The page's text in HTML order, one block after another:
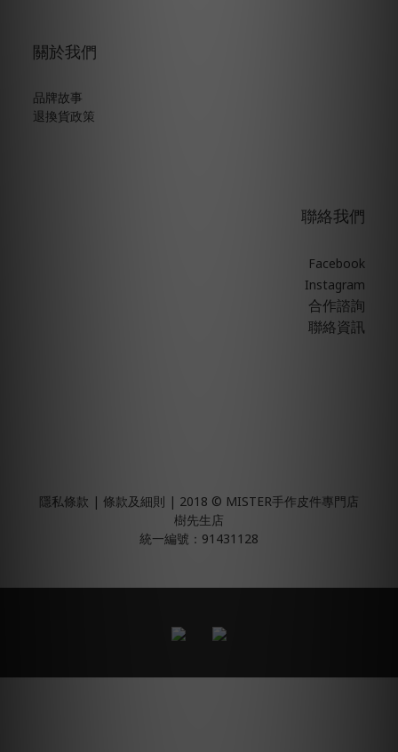
關於我們
品牌故事
退換貨政策
聯絡我們
Facebook
Instagram
合作諮詢
聯絡資訊
隱私條款 | 條款及細則 | 2018 © MISTER手作皮件專門店
樹先生店
統一編號：91431128